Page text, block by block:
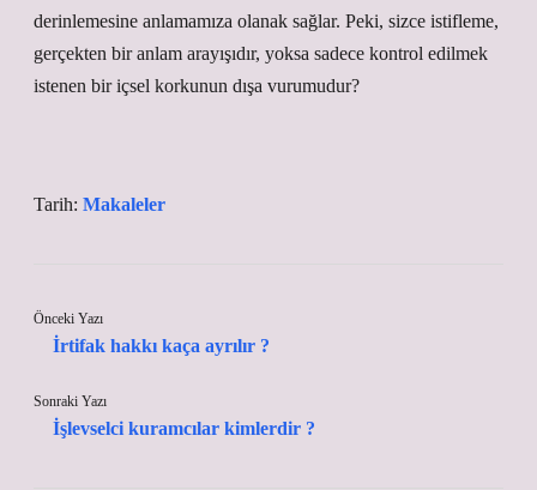
derinlemesine anlamamıza olanak sağlar. Peki, sizce istifleme,
gerçekten bir anlam arayışıdır, yoksa sadece kontrol edilmek
istenen bir içsel korkunun dışa vurumudur?
Tarih: Makaleler
Önceki Yazı
İrtifak hakkı kaça ayrılır ?
Sonraki Yazı
İşlevselci kuramcılar kimlerdir ?